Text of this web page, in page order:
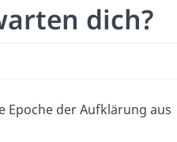
dich?
Epoche der Aufklärung aus